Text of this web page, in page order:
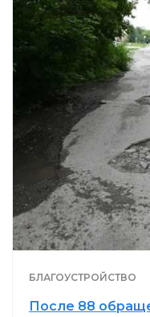
БЛАГОУСТРОЙСТВО
После 88